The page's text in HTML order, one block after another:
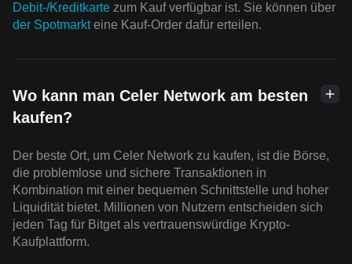
Debit-/Kreditkarte zum Kauf verfügbar ist. Sie können über
der Spotmarkteine Kauf-Order dafür erteilen.
Wo kann man Celer Network am besten
kaufen?
Der beste Ort, um Celer Network zu kaufen, ist die Börse,
die problemlose und sichere Transaktionen in
Kombination mit einer bequemen Schnittstelle und hoher
Liquidität bietet. Millionen von Nutzern entscheiden sich
jeden Tag für Bitget als vertrauenswürdige Krypto-
Kaufplattform.